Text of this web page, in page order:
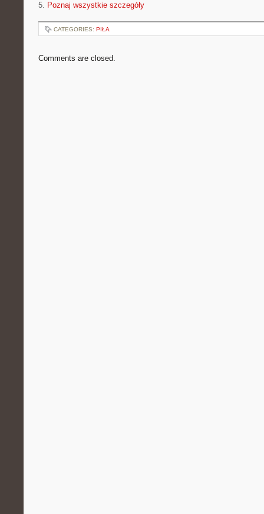
5. Poznaj wszystkie szczegóły
CATEGORIES: PIŁA
Comments are closed.